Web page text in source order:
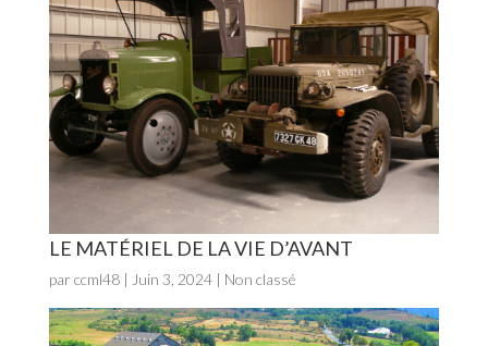
LE MATÉRIEL DE LA VIE D’AVANT
par ccml48| Juin 3, 2024| Non classé